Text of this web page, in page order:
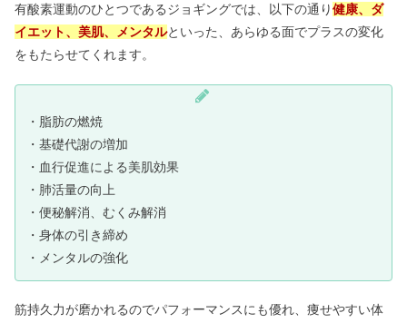
イルビゾンテの評判！ダサいって本
当？年齢層や愛用芸能人まとめ
ら飲める？カロリー栄養成分まとめ
アムード（旧パステル）の韓国通販の
口コミ｜安全？届かないは嘘？
有酸素運動のひとつであるジョギングでは、以下の通り健康、ダ
イエット、美肌、メンタルといった、あらゆる面でプラスの変化
をもたらせてくれます。
・脂肪の燃焼
・基礎代謝の増加
・血行促進による美肌効果
・肺活量の向上
・便秘解消、むくみ解消
・身体の引き締め
・メンタルの強化
筋持久力が磨かれるのでパフォーマンスにも優れ、痩せやすい体